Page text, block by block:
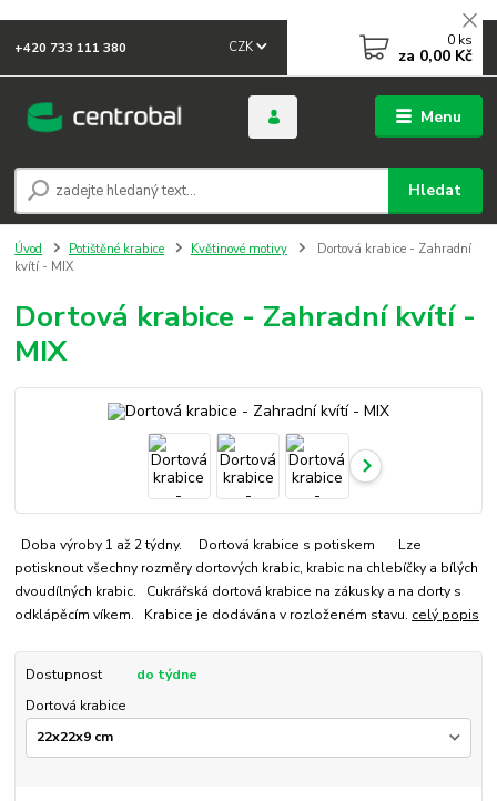
Menu
CZK
Hledat
+420 733 111 380 0 ks
za 0,00 Kč
Úvod Potištěné krabice Květinové motivy
Dortová krabice - Zahradní
kvítí - MIX
Dortová krabice - Zahradní kvítí -
MIX
Doba výroby 1 až 2 týdny. Dortová krabice s potiskem Lze
potisknout všechny rozměry dortových krabic, krabic na chlebíčky a bílých
dvoudílných krabic. Cukrářská dortová krabice na zákusky a na dorty s
odklápěcím víkem. Krabice je dodávána v rozloženém stavu. celý popis
Dostupnost
do týdne
Dortová krabice